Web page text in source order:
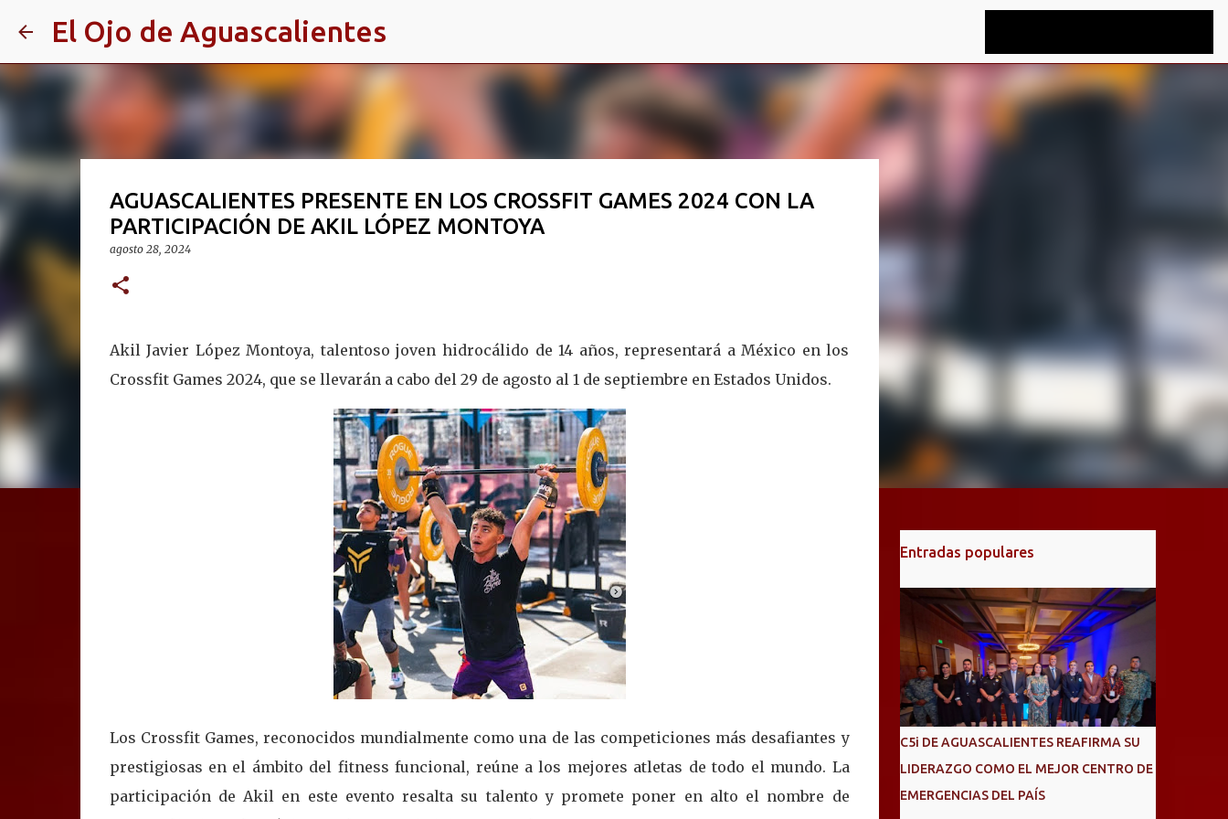
El Ojo de Aguascalientes
AGUASCALIENTES PRESENTE EN LOS CROSSFIT GAMES 2024 CON LA
PARTICIPACIÓN DE AKIL LÓPEZ MONTOYA
agosto 28, 2024
Akil Javier López Montoya, talentoso joven hidrocálido de 14 años, representará a México en los
Crossfit Games 2024, que se llevarán a cabo del 29 de agosto al 1 de septiembre en Estados Unidos.
Los Crossfit Games, reconocidos mundialmente como una de las competiciones más desafiantes y
prestigiosas en el ámbito del fitness funcional, reúne a los mejores atletas de todo el mundo. La
participación de Akil en este evento resalta su talento y promete poner en alto el nombre de
Entradas populares
C5i DE AGUASCALIENTES REAFIRMA SU
LIDERAZGO COMO EL MEJOR CENTRO DE
EMERGENCIAS DEL PAÍS